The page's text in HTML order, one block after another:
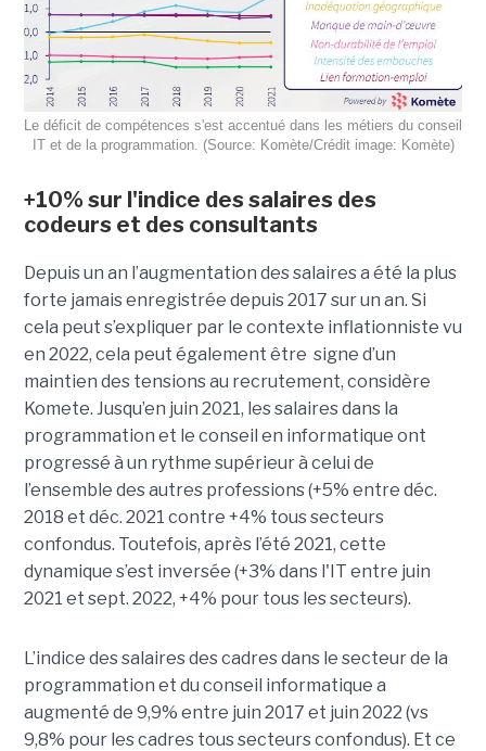
Le déficit de compétences s'est accentué dans les métiers du conseil
IT et de la programmation. (Source: Komète/Crédit image: Komète)
+10% sur l'indice des salaires des
codeurs et des consultants
Depuis un an l’augmentation des salaires a été la plus
forte jamais enregistrée depuis 2017 sur un an. Si
cela peut s’expliquer par le contexte inflationniste vu
en 2022, cela peut également être signe d’un
maintien des tensions au recrutement, considère
Komete. Jusqu’en juin 2021, les salaires dans la
programmation et le conseil en informatique ont
progressé à un rythme supérieur à celui de
l’ensemble des autres professions (+5% entre déc.
2018 et déc. 2021 contre +4% tous secteurs
confondus. Toutefois, après l’été 2021, cette
dynamique s’est inversée (+3% dans l'IT entre juin
2021 et sept. 2022, +4% pour tous les secteurs).
L’indice des salaires des cadres dans le secteur de la
programmation et du conseil informatique a
augmenté de 9,9% entre juin 2017 et juin 2022 (vs
9,8% pour les cadres tous secteurs confondus). Et ce